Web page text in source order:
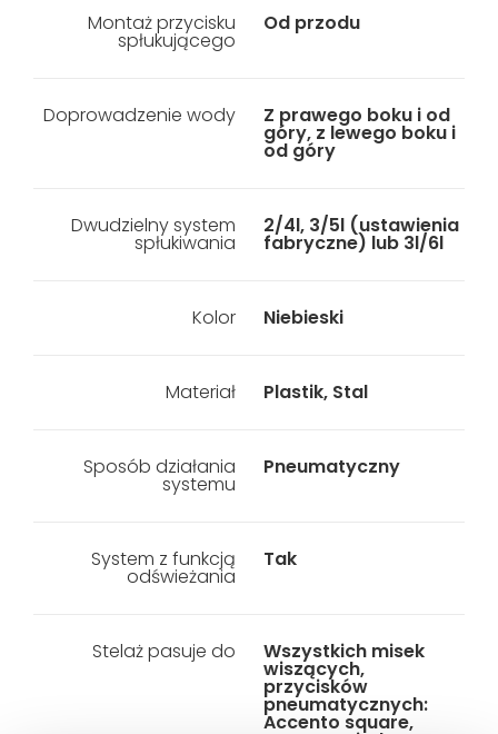
Montaż przycisku
spłukującego
Od przodu
Doprowadzenie wody Z prawego boku i od
góry, z lewego boku i
od góry
Dwudzielny system
spłukiwania
2/4l, 3/5l (ustawienia
fabryczne) lub 3l/6l
Kolor Niebieski
Materiał Plastik, Stal
Sposób działania
systemu
Pneumatyczny
System z funkcją
odświeżania
Tak
Stelaż pasuje do Wszystkich misek
wiszących,
przycisków
pneumatycznych:
Accento square,